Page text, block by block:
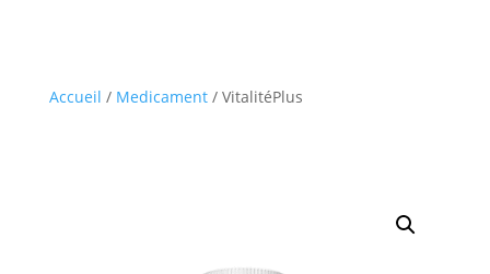
Accueil / Medicament/ VitalitéPlus